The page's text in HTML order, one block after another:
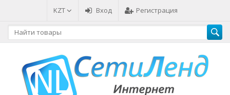
KZT Вход Регистрация